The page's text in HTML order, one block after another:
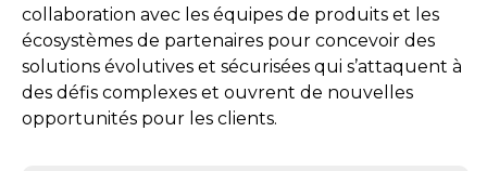
collaboration avec les équipes de produits et les
écosystèmes de partenaires pour concevoir des
solutions évolutives et sécurisées qui s’attaquent à
des défis complexes et ouvrent de nouvelles
opportunités pour les clients.